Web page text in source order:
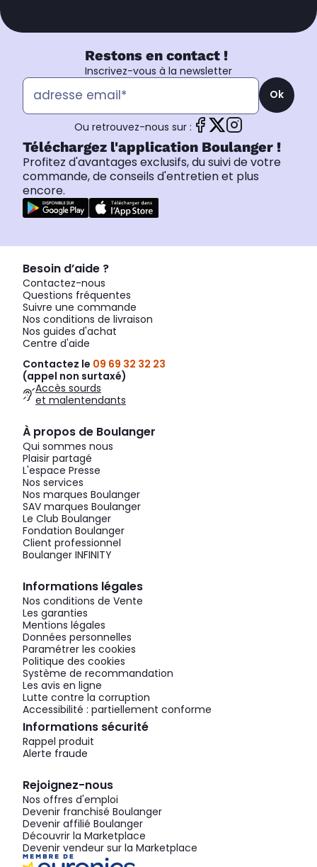
Restons en contact !
Inscrivez-vous à la newsletter
Ok
Ou retrouvez-nous sur :
Téléchargez l'application Boulanger !
Profitez d'avantages exclusifs, du suivi de votre
commande, de conseils d'entretien et plus
encore.
Besoin d’aide ?
Contactez-nous
Questions fréquentes
Suivre une commande
Nos conditions de livraison
Nos guides d'achat
Centre d'aide
Contactez le 09 69 32 32 23
(appel non surtaxé)
Accès sourds
et malentendants
À propos de Boulanger
Qui sommes nous
Plaisir partagé
L'espace Presse
Nos services
Nos marques Boulanger
SAV marques Boulanger
Le Club Boulanger
Fondation Boulanger
Client professionnel
Boulanger INFINITY
Informations légales
Nos conditions de Vente
Les garanties
Mentions légales
Données personnelles
Paramétrer les cookies
Politique des cookies
Système de recommandation
Les avis en ligne
Lutte contre la corruption
Accessibilité : partiellement conforme
Informations sécurité
Rappel produit
Alerte fraude
Rejoignez-nous
Nos offres d'emploi
Devenir franchisé Boulanger
Devenir affilié Boulanger
Découvrir la Marketplace
Devenir vendeur sur la Marketplace